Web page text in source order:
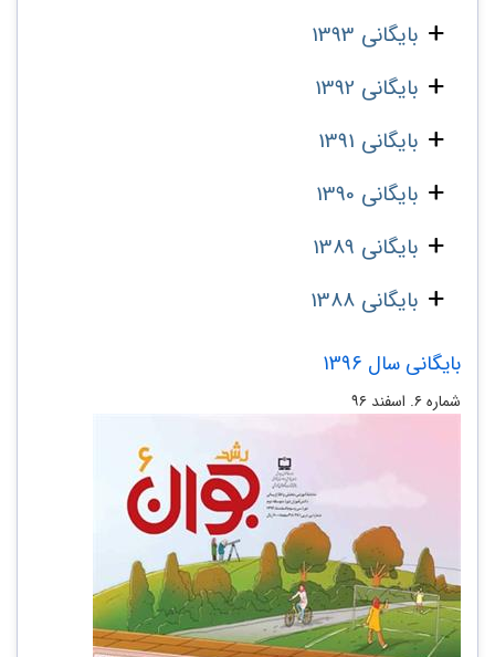
بایگانی 1393
بایگانی 1392
بایگانی 1391
بایگانی 1390
بایگانی 1389
بایگانی 1388
بایگانی سال 1396
شماره ۶. اسفند ۹۶